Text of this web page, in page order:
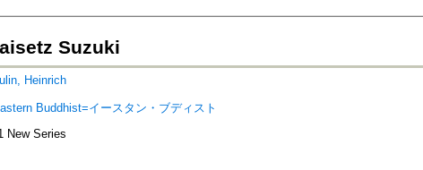
Suzuki
Heinrich
Buddhist=イースタン・ブディスト
New Series